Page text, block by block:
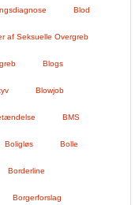
Blod
af Seksuelle Overgreb
Blogs
Blowjob
BMS
Boligløs Bolle
Borderline
Borgerforslag